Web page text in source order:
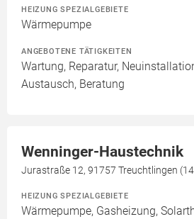
HEIZUNG SPEZIALGEBIETE
Wärmepumpe
ANGEBOTENE TÄTIGKEITEN
Wartung, Reparatur,
Austausch, Beratung
Wenninger-Haustechnik
Jurastraße 12, 91757 Treuchtlingen
HEIZUNG SPEZIALGEBIETE
Wärmepumpe, Gasheizung,